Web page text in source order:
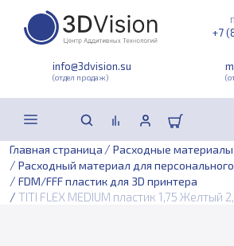
info@3dvision.su
(отдел продаж)
+7
Главная страница / Расходные
/ Расходный материал для
/ FDM/FFF пластик для 3D принтера
/ TITI FLEX MEDIUM пластик 1,75 Желтый